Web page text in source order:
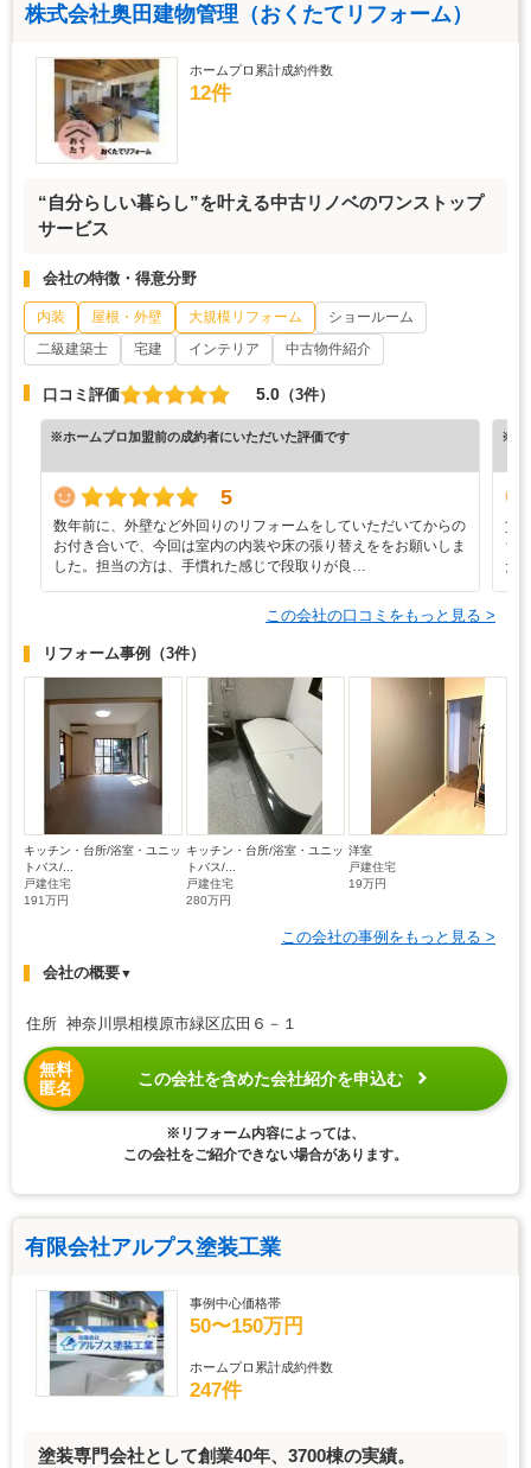
株式会社奥田建物管理（おくたてリフォーム）
ホームプロ累計成約件数
12件
“自分らしい暮らし”を叶える中古リノベのワンストップ
サービス
会社の特徴・得意分野
内装 屋根・外壁 大規模リフォーム
ショールーム
二級建築士
宅建 インテリア 中古物件紹介
口コミ評価 5.0 （3件）
※ホームプロ加盟前の成約者にいただいた評価です
5
数年前に、外壁など外回りのリフォームをしていただいてからの
お付き合いで、今回は室内の内装や床の張り替えををお願いしま
した。担当の方は、手慣れた感じで段取りが良…
※ホ
賃
ち
た
この会社の口コミをもっと見る >
リフォーム事例 （3件）
キッチン・台所/浴室・ユニッ
トバス/...
戸建住宅
191万円
キッチン・台所/浴室・ユニッ
トバス/...
戸建住宅
280万円
洋室
戸建住宅
19万円
この会社の事例をもっと見る >
会社の概要▼
住所 神奈川県相模原市緑区広田６－１
無料
匿名
この会社を含めた会社紹介を申込む
※リフォーム内容によっては、
この会社をご紹介できない場合があります。
有限会社アルプス塗装工業
事例中心価格帯
50〜150万円
ホームプロ累計成約件数
247件
塗装専門会社として創業40年、3700棟の実績。